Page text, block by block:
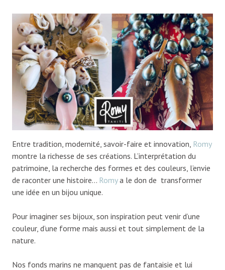
Entre tradition, modernité, savoir-faire et innovation, Romy
montre la richesse de ses créations. L’interprétation du
patrimoine, la recherche des formes et des couleurs, l’envie
de raconter une histoire… Romya le don de transformer
une idée en un bijou unique.
Pour imaginer ses bijoux, son inspiration peut venir d’une
couleur, d’une forme mais aussi et tout simplement de la
nature.
Nos fonds marins ne manquent pas de fantaisie et lui